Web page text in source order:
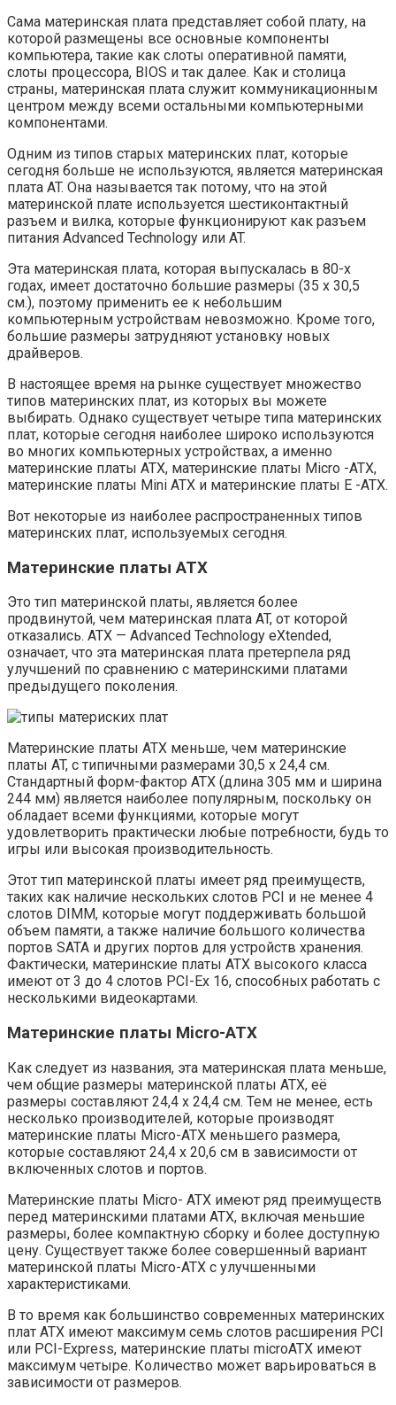
Сама материнская плата представляет собой плату, на
которой размещены все основные компоненты
компьютера, такие как слоты оперативной памяти,
слоты процессора, BIOS и так далее. Как и столица
страны, материнская плата служит коммуникационным
центром между всеми остальными компьютерными
компонентами.
Одним из типов старых материнских плат, которые
сегодня больше не используются, является материнская
плата AT. Она называется так потому, что на этой
материнской плате используется шестиконтактный
разъем и вилка, которые функционируют как разъем
питания Advanced Technology или AT.
Эта материнская плата, которая выпускалась в 80-х
годах, имеет достаточно большие размеры (35 х 30,5
см.), поэтому применить ее к небольшим
компьютерным устройствам невозможно. Кроме того,
большие размеры затрудняют установку новых
драйверов.
В настоящее время на рынке существует множество
типов материнских плат, из которых вы можете
выбирать. Однако существует четыре типа материнских
плат, которые сегодня наиболее широко используются
во многих компьютерных устройствах, а именно
материнские платы ATX, материнские платы Micro -ATX,
материнские платы Mini ATX и материнские платы E -ATX.
Вот некоторые из наиболее распространенных типов
материнских плат, используемых сегодня.
Материнские платы АТХ
Это тип материнской платы, является более
продвинутой, чем материнская плата AT, от которой
отказались. ATX — Advanced Technology eXtended,
означает, что эта материнская плата претерпела ряд
улучшений по сравнению с материнскими платами
предыдущего поколения.
Материнские платы ATX меньше, чем материнские
платы AT, с типичными размерами 30,5 x 24,4 см.
Стандартный форм-фактор ATX (длина 305 мм и ширина
244 мм) является наиболее популярным, поскольку он
обладает всеми функциями, которые могут
удовлетворить практически любые потребности, будь то
игры или высокая производительность.
Этот тип материнской платы имеет ряд преимуществ,
таких как наличие нескольких слотов PCI и не менее 4
слотов DIMM, которые могут поддерживать большой
объем памяти, а также наличие большого количества
портов SATA и других портов для устройств хранения.
Фактически, материнские платы ATX высокого класса
имеют от 3 до 4 слотов PCI-Ex 16, способных работать с
несколькими видеокартами.
Материнские платы Micro-ATX
Как следует из названия, эта материнская плата меньше,
чем общие размеры материнской платы ATX, её
размеры составляют 24,4 х 24,4 см. Тем не менее, есть
несколько производителей, которые производят
материнские платы Micro-ATX меньшего размера,
которые составляют 24,4 x 20,6 см в зависимости от
включенных слотов и портов.
Материнские платы Micro- ATX имеют ряд преимуществ
перед материнскими платами ATX, включая меньшие
размеры, более компактную сборку и более доступную
цену. Существует также более совершенный вариант
материнской платы Micro-ATX с улучшенными
характеристиками.
В то время как большинство современных материнских
плат ATX имеют максимум семь слотов расширения PCI
или PCI-Express, материнские платы microATX имеют
максимум четыре. Количество может варьироваться в
зависимости от размеров.